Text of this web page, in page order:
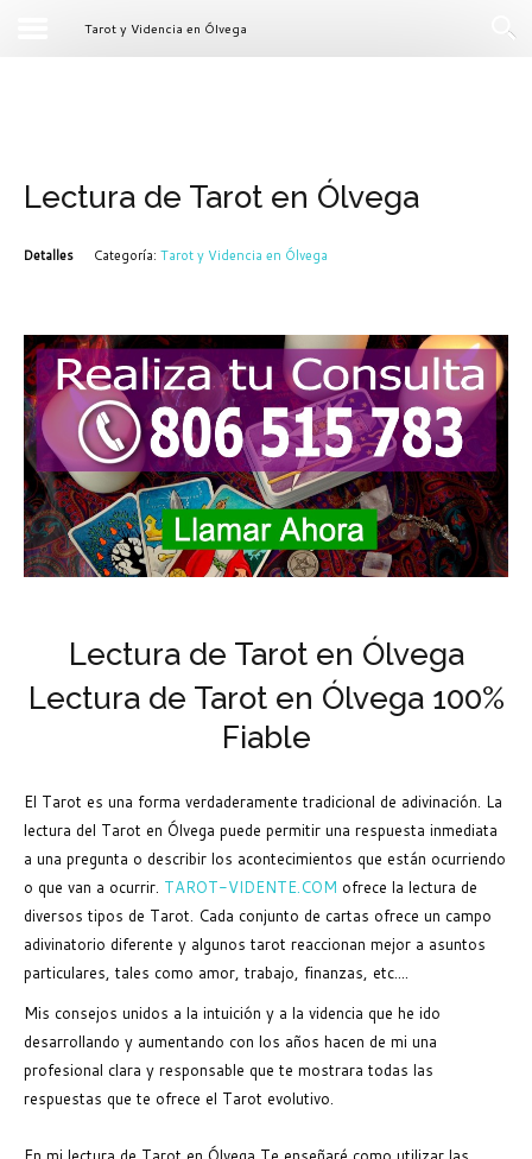
Tarot y Videncia en Ólvega
Lectura de Tarot en Ólvega
Detalles Categoría: Tarot y Videncia en Ólvega
Lectura de Tarot en Ólvega
Lectura de Tarot en Ólvega 100%
Fiable
El Tarot es una forma verdaderamente tradicional de adivinación. La
lectura del Tarot en Ólvega puede permitir una respuesta inmediata
a una pregunta o describir los acontecimientos que están ocurriendo
o que van a ocurrir. TAROT-VIDENTE.COM ofrece la lectura de
diversos tipos de Tarot. Cada conjunto de cartas ofrece un campo
adivinatorio diferente y algunos tarot reaccionan mejor a asuntos
particulares, tales como amor, trabajo, finanzas, etc....
Mis consejos unidos a la intuición y a la videncia que he ido
desarrollando y aumentando con los años hacen de mi una
profesional clara y responsable que te mostrara todas las
respuestas que te ofrece el Tarot evolutivo.